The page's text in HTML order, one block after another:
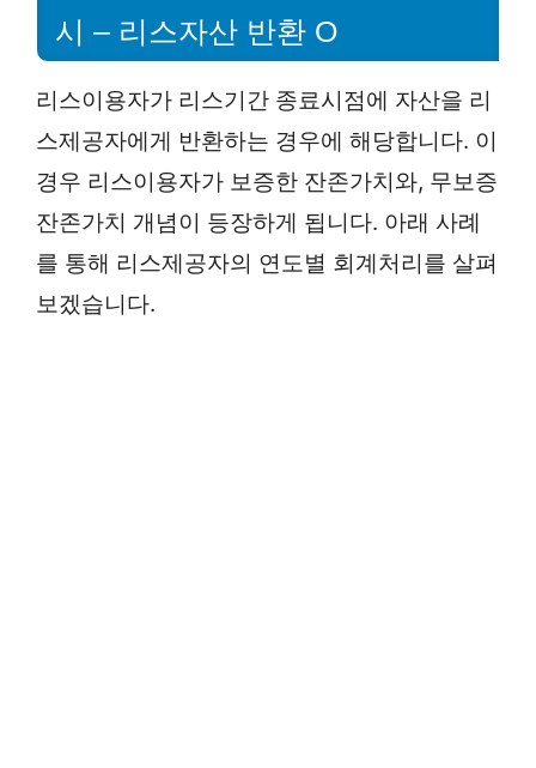
시 – 리스자산 반환 O
리스이용자가 리스기간 종료시점에 자산을 리
스제공자에게 반환하는 경우에 해당합니다. 이
경우 리스이용자가 보증한 잔존가치와, 무보증
잔존가치 개념이 등장하게 됩니다. 아래 사례
를 통해 리스제공자의 연도별 회계처리를 살펴
보겠습니다.